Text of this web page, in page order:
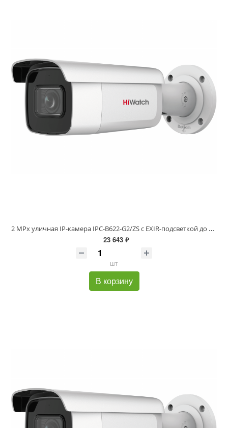
2 MPx уличная IP-камера IPC-B622-G2/ZS с EXIR-подсветкой до 60м и мото. варио. обьективом
23 643 ₽
шт
В корзину